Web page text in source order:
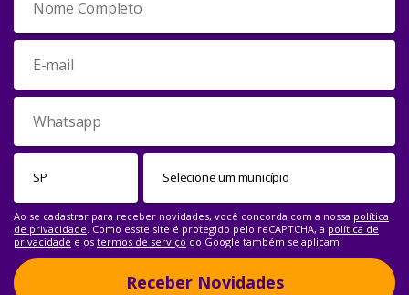
Ao se cadastrar para receber novidades, você concorda com a nossa política
de privacidade. Como esste site é protegido pelo reCAPTCHA, a política de
privacidade e os termos de serviço do Google também se aplicam.
Receber Novidades